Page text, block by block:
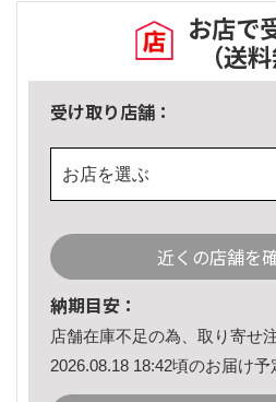
お店で
（送
受け取り店舗：
お店を選ぶ
近くの店舗を
納期目安：
店舗在庫不足の為、取り寄せ
2026.08.18 18:42頃のお届け予